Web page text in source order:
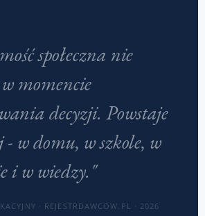
społeczna nie
momencie
decyzji. Powstaje
- w domu, w szkole, w
i w wiedzy."
· REJESTRDAWCOW.PL · 2026